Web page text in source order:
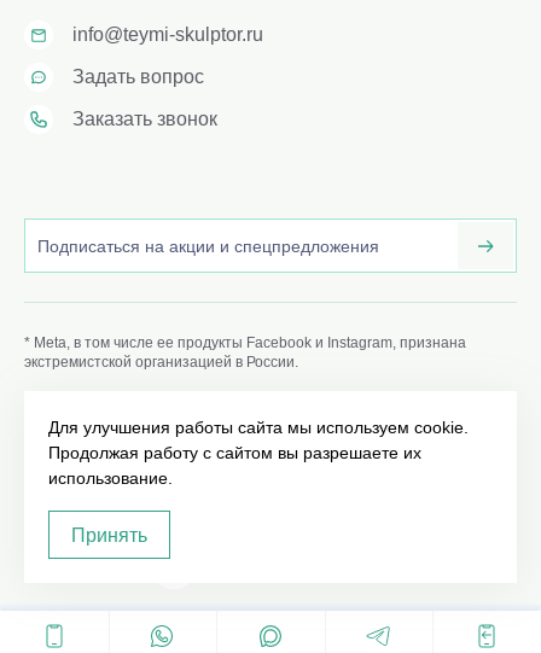
info@teymi-skulptor.ru
Задать вопрос
Заказать звонок
* Meta, в том числе ее продукты Facebook и Instagram, признана
экстремистской организацией в России.
является публичной офертой. Для получения итоговой
стоимости услуг обращайтесь к администраторам хирурга.
ИМЕЮТСЯ ПРОТИВОПОКАЗАНИЯ. НЕОБХОДИМО
ПРОКОНСУЛЬТИРОВАТЬСЯ СО СПЕЦИАЛИСТОМ.
©2019 - 2026 18+
Для улучшения работы сайта мы используем cookie.
Продолжая работу с сайтом вы разрешаете их
использование.
Принять